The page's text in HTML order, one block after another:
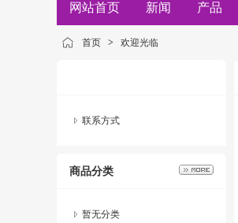
网站首页 新闻 产品
首页 > 欢迎光临
联系方式
商品分类
暂无分类